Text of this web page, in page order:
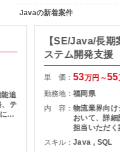
Javaの新着案件
追
、テ
し
【SE/Java/長
ステム開発支援
単 価：53万円～55
勤務地：福岡県
内 容：物流業界向
おいて、詳
担当いただく案件です。
追加や改修を
プロジェクト
スキル：Java , SQL